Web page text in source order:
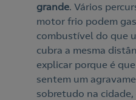
grande. Vários
motor frio podem
combustível do que
cubra a mesma
explicar porque é
sentem um
sobretudo na